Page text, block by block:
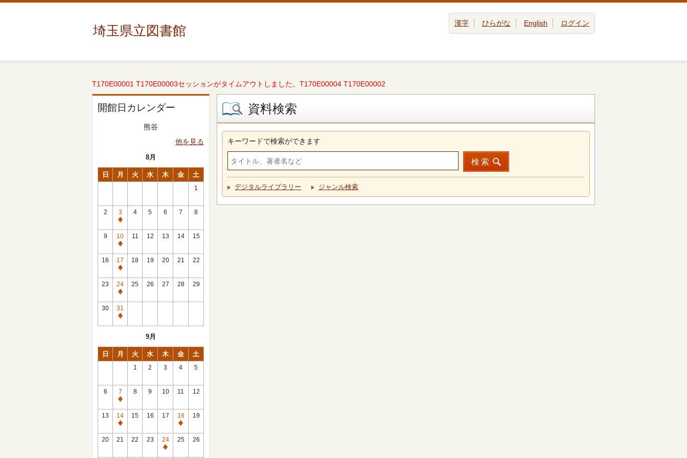
埼玉県立図書館 漢字 ひらがな English ログイン
T170E00001 T170E00003セッションがタイムアウトしました。T170E00004 T170E00002
開館日カレンダー
熊谷
他を見る
8月
日 月 火 水 木 金 土
1
2
3
休
館
日
4 5 6 7 8
9
10
休
館
日
11 12 13 14 15
16
17
休
館
日
18 19 20 21 22
23
24
休
館
日
25 26 27 28 29
30
31
休
9月
日 月 火 水 木 金 土
1 2 3 4 5
6
7
休
館
日
8 9 10 11 12
13
14
休
館
15 16 17
18
休
館
19
20 21 22 23
24
休
25 26
資料検索
キーワードで検索ができます
検索
デジタルライブラリー ジャンル検索